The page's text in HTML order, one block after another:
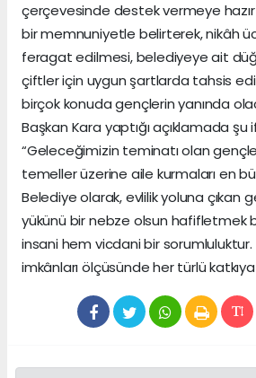
çerçevesinde destek vermeye hazır
bir memnuniyetle belirterek, nikâh
feragat edilmesi, belediyeye ait
çiftler için uygun şartlarda tahsis
birçok konuda gençlerin yanında
Başkan Kara yaptığı açıklamada
“Geleceğimizin teminatı olan
temeller üzerine aile kurmaları en
Belediye olarak, evlilik yoluna çıkan
yükünü bir nebze olsun hafifletmek
insani hem vicdani bir
imkânları ölçüsünde her türlü katkıya